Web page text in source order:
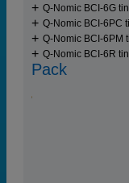
Q-Nomic BCI-6G
Q-Nomic BCI-6PC
Q-Nomic BCI-6PM
Q-Nomic BCI-6R
Pack